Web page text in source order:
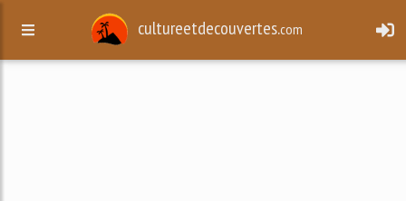
cultureetdecouvertes.com